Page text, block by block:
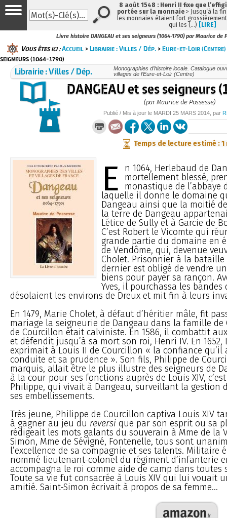
Livre histoire DANGEAU et ses seigneurs (1064-1790) par Maurice de
Vous êtes ici :Accueil >Librairie : Villes / Dép. >Eure-et-Loir (Centre)
seigneurs (1064-1790)
Librairie : Villes / Dép.
Monographies d’histoire locale. Catalogue
villages de l’Eure-et-Loir (Centre)
DANGEAU et ses seigneurs
(par Maurice de Possesse)
Publié / Mis à jour le MARDI 25 MARS 2014 , par
Temps de lecture estimé : 1
E
n 1064, Herlebaud de
mortellement blessé,
monastique de l’abbaye
laquelle il donne le domaine
Dangeau ainsi que la moitié de
la terre de Dangeau
Létice de Sully et à Garcie de
C’est Robert le Vicomte qui
grande partie du domaine en
de Vendôme, qui, devenue
Cholet. Prisonnier à la bataille
dernier est obligé de vendre
biens pour payer sa rançon.
Yves, il pourchassa les
désolaient les environs de Dreux et mit fin à leurs
En 1479, Marie Cholet, à défaut d’héritier mâle, fit
mariage la seigneurie de Dangeau dans la famille de
de Courcillon était calviniste. En 1586, il combattit
et défendit jusqu’à sa mort son roi, Henri IV. En 1652,
exprimait à Louis II de Courcillon « la confiance qu’il
conduite et sa prudence ». Son fils, Philippe de
marquis, allait être le plus illustre des seigneurs de
à la cour pour ses fonctions auprès de Louis XIV,
Philippe, qui vivait à Dangeau, surveillant la gestion
ses embellissements.
Très jeune, Philippe de Courcillon captiva Louis XIV
à gagner au jeu du reversi que par son esprit ou sa
rédigeait les mots galants du souverain à Mme de la
Simon, Mme de Sévigné, Fontenelle, tous sont
l’excellence de sa compagnie et ses talents. Militaire
nommé lieutenant-colonel du régiment d’infanterie
accompagna le roi comme aide de camp dans toutes
Toute sa vie fut consacrée à Louis XIV qui lui vouait
amitié. Saint-Simon écrivait à propos de sa femme...
8 août 1548 : Henri II fixe que
portée sur la monnaie > Jusqu’à la
les monnaies étaient fort
qui les (…) [LIRE]